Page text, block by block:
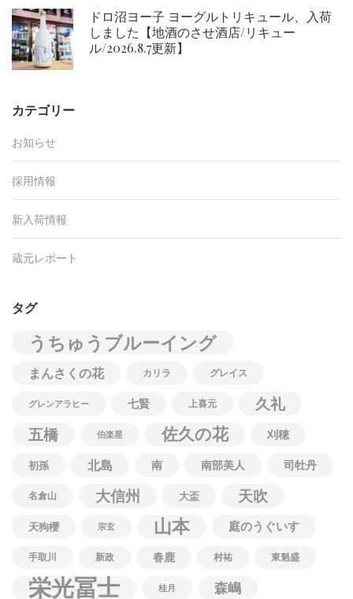
ドロ沼ヨー子 ヨーグルトリキュール、入荷
しました【地酒のさせ酒店/リキュー
ル/2026.8.7更新】
カテゴリー
お知らせ
採用情報
新入荷情報
蔵元レポート
タグ
うちゅうブルーイング
まんさくの花 カリラ グレイス
グレンアラヒー 七賢 上喜元
久礼
五橋
伯楽星 佐久の花 刈穂
初孫 北島 南 南部美人 司牡丹
名倉山 大信州 大盃 天吹
天狗櫻 宗玄 山本 庭のうぐいす
手取川 新政 春鹿 村祐 東魁盛
栄光冨士 桂月 森嶋